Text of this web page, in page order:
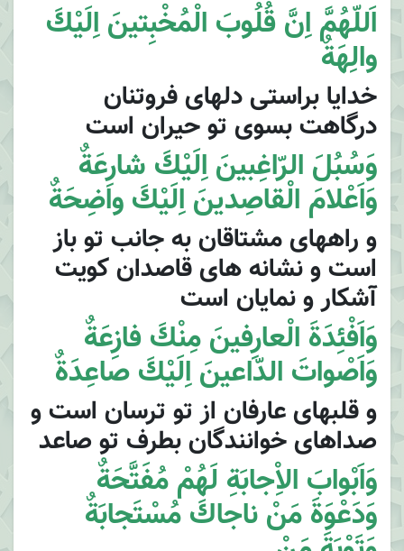
اَللّهُمَّ اِنَّ قُلُوبَ الْمُخْبِتينَ اِلَيْكَ
والِهَةٌ
خدايا براستى دلهاى فروتنان
درگاهت بسوى تو حيران است
وَسُبُلَ الرّاغِبينَ اِلَيْكَ شارِعَةٌ
وَاَعْلامَ الْقاصِدينَ اِلَيْكَ واضِحَةٌ
و راههاى مشتاقان به جانب تو باز
است و نشانه هاى قاصدان كويت
آشكار و نمايان است
وَاَفْئِدَةَ الْعارِفينَ مِنْكَ فازِعَةٌ
وَاَصْواتَ الدّاعينَ اِلَيْكَ صاعِدَةٌ
و قلبهاى عارفان از تو ترسان است و
صداهاى خوانندگان بطرف تو صاعد
وَاَبْوابَ الاِْجابَةِ لَهُمْ مُفَتَّحَةٌ
وَدَعْوَةَ مَنْ ناجاكَ مُسْتَجابَةٌ